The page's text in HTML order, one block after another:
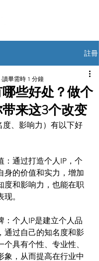
註冊
些好处？做个
来这3个改变
讀畢需時 1 分鐘
度、影响力）有以下好
：通过打造个人IP，个
身的价值和实力，增加
度和影响力，也能在职
。
：个人IP是建立个人品
通过自己的知名度和影
具有个性、专业性、
象，从而提高在行业中